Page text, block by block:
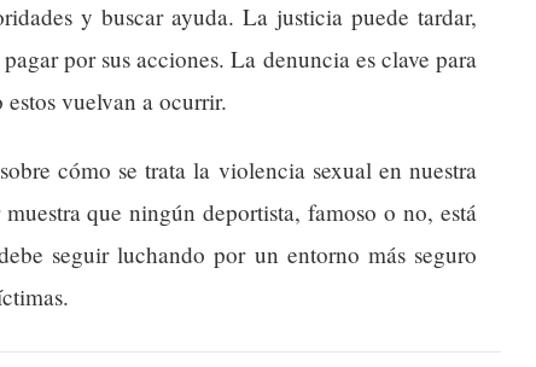
y buscar ayuda. La justicia puede tardar,
por sus acciones. La denuncia es clave para
vuelvan a ocurrir.
cómo se trata la violencia sexual en nuestra
que ningún deportista, famoso o no, está
seguir luchando por un entorno más seguro